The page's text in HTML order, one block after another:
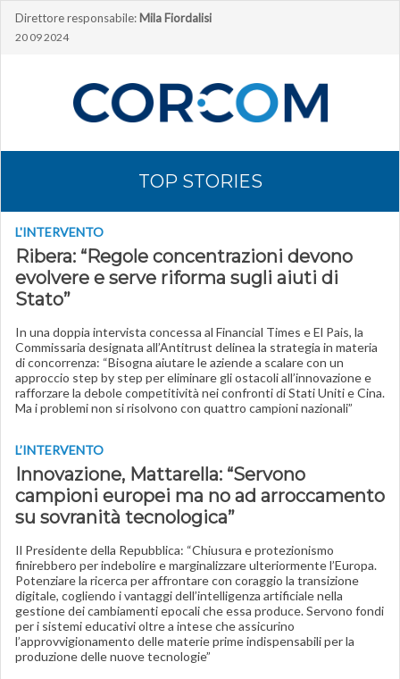
Direttore responsabile: Mila Fiordalisi
20 09 2024
TOP STORIES
L'INTERVENTO
Ribera: “Regole concentrazioni devono
evolvere e serve riforma sugli aiuti di
Stato”
In una doppia intervista concessa al Financial Times e El Pais, la
Commissaria designata all’Antitrust delinea la strategia in materia
di concorrenza: “Bisogna aiutare le aziende a scalare con un
approccio step by step per eliminare gli ostacoli all’innovazione e
rafforzare la debole competitività nei confronti di Stati Uniti e Cina.
Ma i problemi non si risolvono con quattro campioni nazionali”
L’INTERVENTO
Innovazione, Mattarella: “Servono
campioni europei ma no ad arroccamento
su sovranità tecnologica”
Il Presidente della Repubblica: “Chiusura e protezionismo
finirebbero per indebolire e marginalizzare ulteriormente l’Europa.
Potenziare la ricerca per affrontare con coraggio la transizione
digitale, cogliendo i vantaggi dell’intelligenza artificiale nella
gestione dei cambiamenti epocali che essa produce. Servono fondi
per i sistemi educativi oltre a intese che assicurino
l’approvvigionamento delle materie prime indispensabili per la
produzione delle nuove tecnologie”